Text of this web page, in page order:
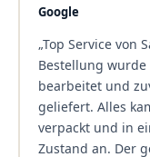
Google
„Top Service von
Bestellung wurde
bearbeitet und
geliefert. Alles
verpackt und in
Zustand an. Der